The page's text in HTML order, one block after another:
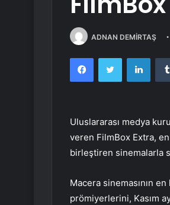
ADNAN DEMİRTAŞ
FacebookTwitter
Uluslararası medya
veren FilmBox Extra,
birleştiren sinemalarla
Macera sinemasının
prömiyerlerini, Kasım